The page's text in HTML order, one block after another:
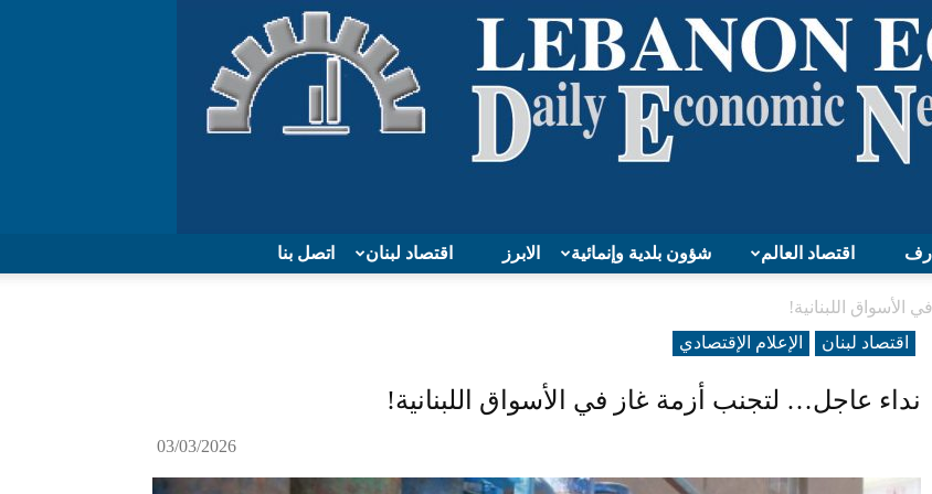
اتصل بنا اقتصاد لبنان الابرز شؤون بلدية وإنمائية اقتصاد العالم
اللبنانية!
اقتصاد لبنان
الإعلام الإقتصادي
نداء عاجل… لتجنب أزمة غاز في الأسواق اللبنانية!
03/03/2026